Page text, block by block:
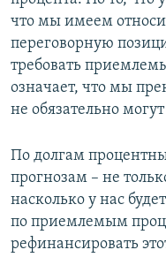
что мы имеем
переговорную
требовать
означает, что мы
не обязательно
По долгам
прогнозам – не
насколько у нас
по приемлемым
рефинансировать